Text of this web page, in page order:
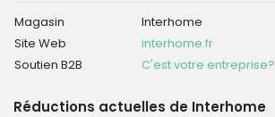
Magasin
Interhome
Site Web
interhome.fr
Soutien B2B
C'est votre entreprise?
Réductions actuelles de Interhome